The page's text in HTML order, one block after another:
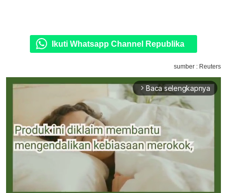
Ikuti Whatsapp Channel Republika
sumber : Reuters
arrow_forward_ios Baca selengkapnya